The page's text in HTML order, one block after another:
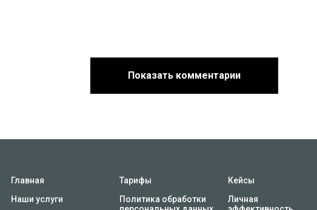
Показать комментарии
Главная
Наши услуги
Тарифы
Политика обработки
Кейсы
Личная